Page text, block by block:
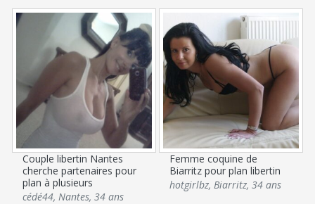
Couple libertin Nantes
cherche partenaires pour
plan à plusieurs
cédé44, Nantes,34 ans
Femme coquine de
Biarritz pour plan libertin
hotgirlbz, Biarritz,34 ans